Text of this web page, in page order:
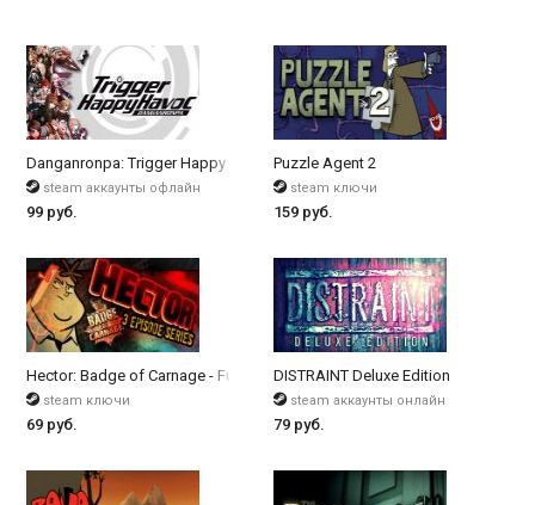
Danganronpa: Trigger Happy Havoc
steam аккаунты офлайн
99 руб.
Puzzle Agent 2
steam ключи
159 руб.
Hector: Badge of Carnage - Full Series
steam ключи
69 руб.
DISTRAINT Deluxe Edition
steam аккаунты онлайн
79 руб.